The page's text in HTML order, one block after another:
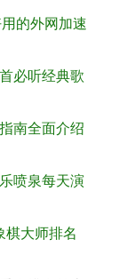
的外网加速
必听经典歌
南全面介绍
喷泉每天演
大师排名